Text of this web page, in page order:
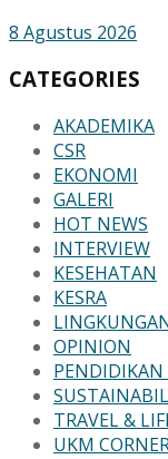
8 Agustus 2026
CATEGORIES
AKADEMIKA
CSR
EKONOMI
GALERI
HOT NEWS
INTERVIEW
KESEHATAN
KESRA
OPINION
PENDIDIKAN
TRAVEL &
UKM